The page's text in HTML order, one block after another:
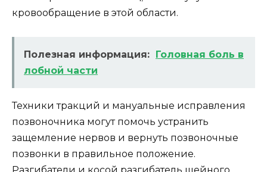
кровообращение в этой области.
Полезная информация:
Головная боль в
лобной части
Техники тракций и мануальные исправления
позвоночника могут помочь устранить
защемление нервов и вернуть позвоночные
позвонки в правильное положение.